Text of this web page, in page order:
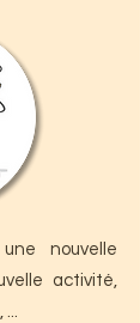
nouvelle
activité,